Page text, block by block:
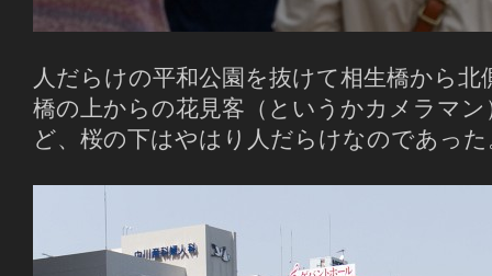
人だらけの平和公園を抜けて相生橋から北
橋の上からの花見客（というかカメラマ
ど、桜の下はやはり人だらけなのであった